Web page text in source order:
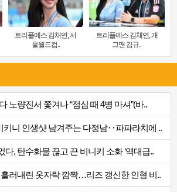
트리플에스 김채연, 서
울월드컵..
트리플에스 김채연, 개
그맨 김규..
노량진서 쫓겨나 “점심 때 4병 마셔”(바..
키니 인생샷 남겨주는 다정남‥파파라치에 ..
다, 탄수화물 끊고 끈 비니키 소화 ‘역대급..
러내린 옷자락 깜짝…리즈 갱신한 인형 비..